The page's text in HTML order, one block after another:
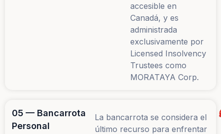
accesible en
Canadá, y es
administrada
exclusivamente por
Licensed Insolvency
Trustees como
MORATAYA Corp.
05 — Bancarrota
Personal
La bancarrota se considera el
último recurso para enfrentar